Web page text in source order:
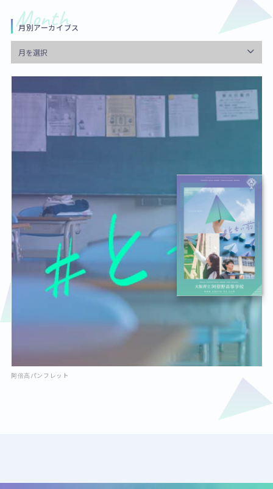
月別アーカイブス
阿倍高パンフレット